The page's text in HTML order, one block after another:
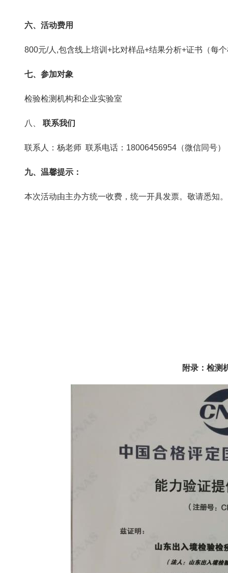
六、活动费用
800元/人,包含线上培训+比对样品+结果分析+证书（每
七、参加对象
检验检测机构和企业实验室
八、 联系我们
联系人：杨老师 联系电话：18006456954（微信同号
九、温馨提示：
本次活动由主办方统一收费，统一开具发票。敬请悉知。
附录：检测